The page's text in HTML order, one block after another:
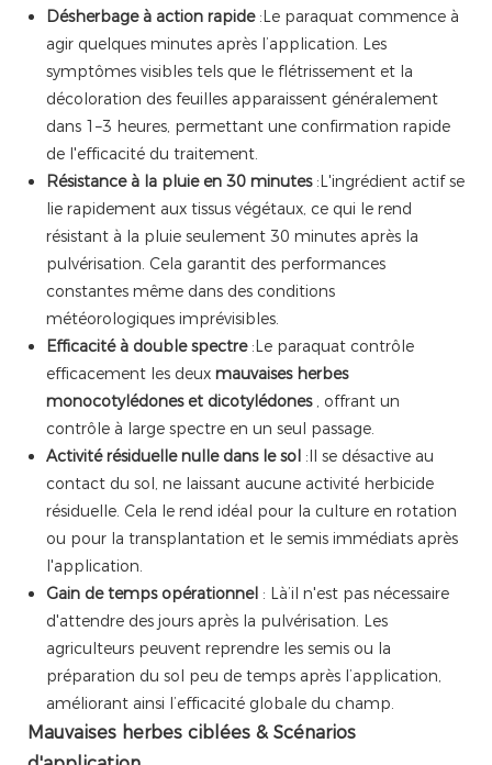
Désherbage à action rapide :Le paraquat commence à
agir quelques minutes après l’application. Les
symptômes visibles tels que le flétrissement et la
décoloration des feuilles apparaissent généralement
dans 1–3 heures, permettant une confirmation rapide
de l'efficacité du traitement.
Résistance à la pluie en 30 minutes :L'ingrédient actif se
lie rapidement aux tissus végétaux, ce qui le rend
résistant à la pluie seulement 30 minutes après la
pulvérisation. Cela garantit des performances
constantes même dans des conditions
météorologiques imprévisibles.
Efficacité à double spectre :Le paraquat contrôle
efficacement les deux mauvaises herbes
monocotylédones et dicotylédones , offrant un
contrôle à large spectre en un seul passage.
Activité résiduelle nulle dans le sol :Il se désactive au
contact du sol, ne laissant aucune activité herbicide
résiduelle. Cela le rend idéal pour la culture en rotation
ou pour la transplantation et le semis immédiats après
l'application.
Gain de temps opérationnel : Là’il n'est pas nécessaire
d'attendre des jours après la pulvérisation. Les
agriculteurs peuvent reprendre les semis ou la
préparation du sol peu de temps après l’application,
améliorant ainsi l’efficacité globale du champ.
Mauvaises herbes ciblées & Scénarios